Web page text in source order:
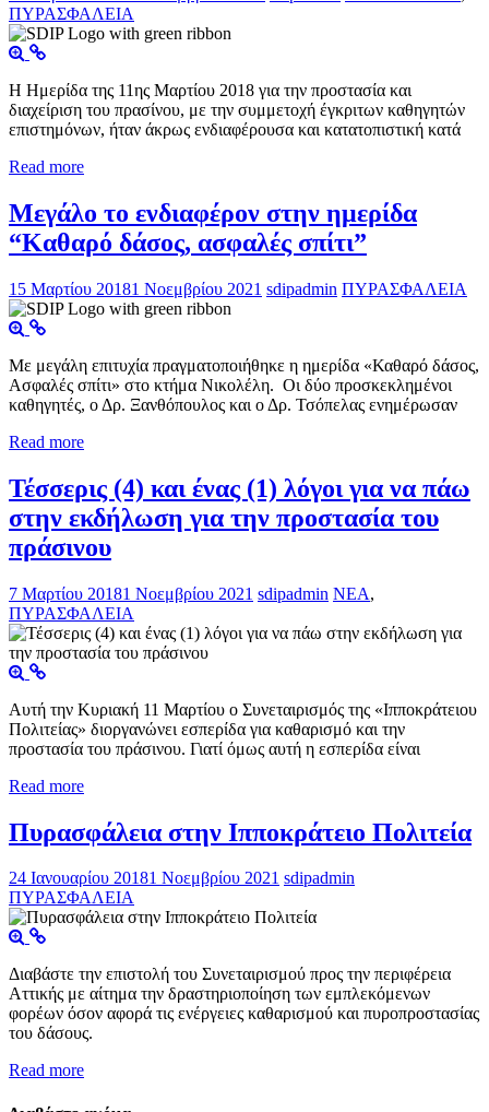
ΠΥΡΑΣΦΑΛΕΙΑ
Η Ημερίδα της 11ης Μαρτίου 2018 για την προστασία και
διαχείριση του πρασίνου, με την συμμετοχή έγκριτων καθηγητών
επιστημόνων, ήταν άκρως ενδιαφέρουσα και κατατοπιστική κατά
Read more
Μεγάλο το ενδιαφέρον στην ημερίδα
“Καθαρό δάσος, ασφαλές σπίτι”
15 Μαρτίου 20181 Νοεμβρίου 2021 sdipadmin ΠΥΡΑΣΦΑΛΕΙΑ
Με μεγάλη επιτυχία πραγματοποιήθηκε η ημερίδα «Καθαρό δάσος,
Ασφαλές σπίτι» στο κτήμα Νικολέλη. Οι δύο προσκεκλημένοι
καθηγητές, ο Δρ. Ξανθόπουλος και ο Δρ. Τσόπελας ενημέρωσαν
Read more
Τέσσερις (4) και ένας (1) λόγοι για να πάω
στην εκδήλωση για την προστασία του
πράσινου
7 Μαρτίου 20181 Νοεμβρίου 2021 sdipadmin ΝΕΑ,
ΠΥΡΑΣΦΑΛΕΙΑ
Αυτή την Κυριακή 11 Μαρτίου ο Συνεταιρισμός της «Ιπποκράτειου
Πολιτείας» διοργανώνει εσπερίδα για καθαρισμό και την
προστασία του πράσινου. Γιατί όμως αυτή η εσπερίδα είναι
Read more
Πυρασφάλεια στην Ιπποκράτειο Πολιτεία
24 Ιανουαρίου 20181 Νοεμβρίου 2021 sdipadmin
ΠΥΡΑΣΦΑΛΕΙΑ
Διαβάστε την επιστολή του Συνεταιρισμού προς την περιφέρεια
Αττικής με αίτημα την δραστηριοποίηση των εμπλεκόμενων
φορέων όσον αφορά τις ενέργειες καθαρισμού και πυροπροστασίας
του δάσους.
Read more